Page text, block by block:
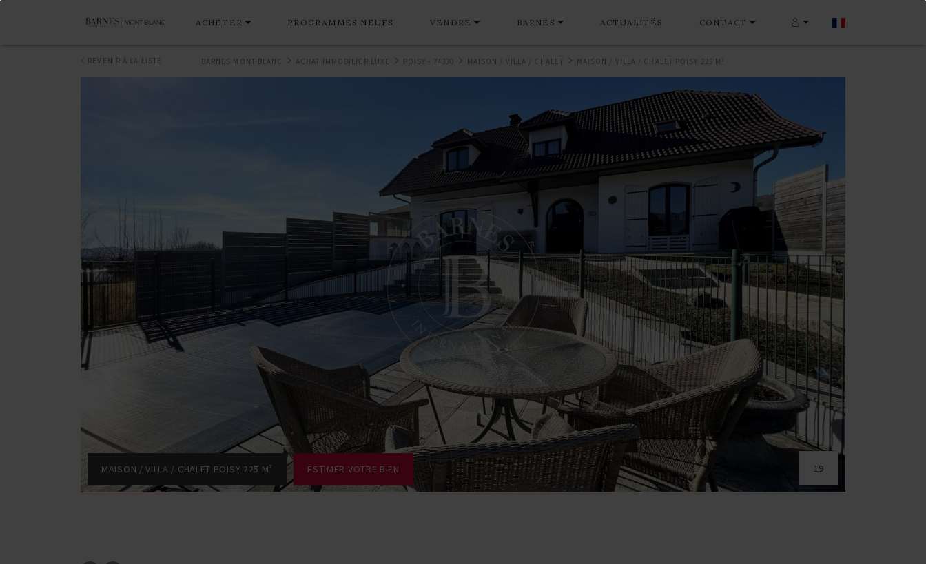
ACHETER PROGRAMMES NEUFS VENDRE BARNES ACTUALITÉS CONTACT
BARNES MONT-BLANC ACHAT IMMOBILIER LUXE POISY - 74330 MAISON / VILLA / CHALET MAISON / VILLA / CHALET POISY 225 M²
REVENIR À LA LISTE
MAISON / VILLA / CHALET POISY 225 M² ESTIMER VOTRE BIEN 19